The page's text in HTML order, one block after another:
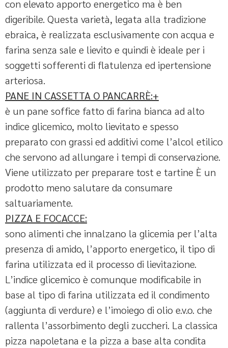
con elevato apporto energetico ma è ben
digeribile. Questa varietà, legata alla tradizione
ebraica, è realizzata esclusivamente con acqua e
farina senza sale e lievito e quindi è ideale per i
soggetti sofferenti di flatulenza ed ipertensione
arteriosa.
PANE IN CASSETTA O PANCARRÈ:+
è un pane soffice fatto di farina bianca ad alto
indice glicemico, molto lievitato e spesso
preparato con grassi ed additivi come l’alcol etilico
che servono ad allungare i tempi di conservazione.
Viene utilizzato per preparare tost e tartine È un
prodotto meno salutare da consumare
saltuariamente.
PIZZA E FOCACCE:
sono alimenti che innalzano la glicemia per l’alta
presenza di amido, l’apporto energetico, il tipo di
farina utilizzata ed il processo di lievitazione.
L’indice glicemico è comunque modificabile in
base al tipo di farina utilizzata ed il condimento
(aggiunta di verdure) e l’imoiego di olio e.v.o. che
rallenta l’assorbimento degli zuccheri. La classica
pizza napoletana e la pizza a base alta condita